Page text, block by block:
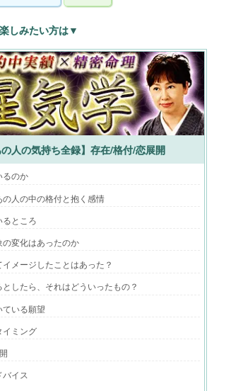
しみたい方は▼
人の気持ち全録】存在/格付/恋展開
るのか
人の中の格付と抱く感情
ところ
変化はあったのか
メージしたことはあった？
したら、それはどういったもの？
いる願望
イミング
イス